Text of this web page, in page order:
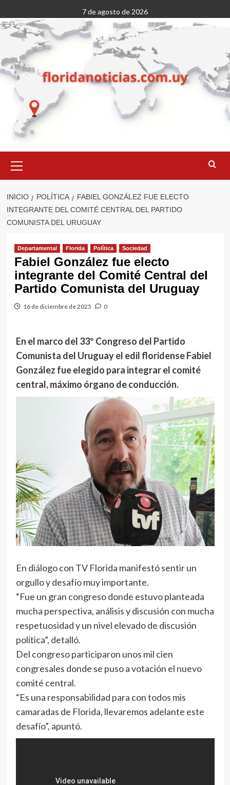
al
contenido
7 de agosto de 2026
primario
INICIO POLÍTICA
FABIEL GONZÁLEZ FUE ELECTO
INTEGRANTE DEL COMITÉ CENTRAL DEL PARTIDO
COMUNISTA DEL URUGUAY
Departamental Florida Política Sociedad
Fabiel González fue electo
integrante del Comité Central del
Partido Comunista del Uruguay
16 de diciembre de 2025 0
En el marco del 33º Congreso del Partido
Comunista del Uruguay el edil floridense Fabiel
González fue elegido para integrar el comité
central, máximo órgano de conducción.
En diálogo con TV Florida manifestó sentir un
orgullo y desafío muy importante.
“Fue un gran congreso donde estuvo planteada
mucha perspectiva, análisis y discusión con mucha
respetuosidad y un nivel elevado de discusión
política”, detalló.
Del congreso participaron unos mil cien
congresales donde se puso a votación el nuevo
comité central.
“Es una responsabilidad para con todos mis
camaradas de Florida, llevaremos adelante este
desafío”, apuntó.